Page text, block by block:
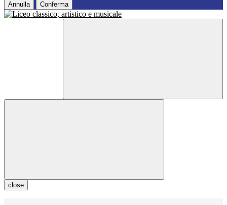
Annulla Conferma
close